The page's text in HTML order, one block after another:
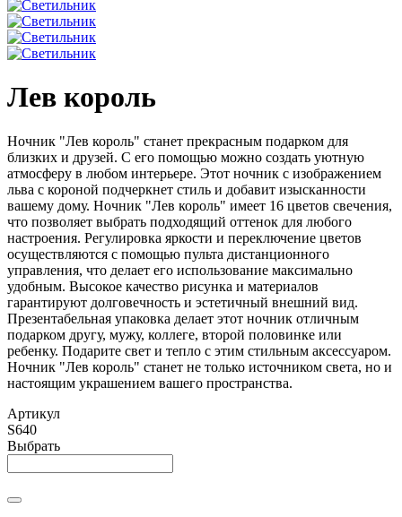
Лев король
Ночник "Лев король" станет прекрасным подарком для
близких и друзей. С его помощью можно создать уютную
атмосферу в любом интерьере. Этот ночник с изображением
льва с короной подчеркнет стиль и добавит изысканности
вашему дому. Ночник "Лев король" имеет 16 цветов свечения,
что позволяет выбрать подходящий оттенок для любого
настроения. Регулировка яркости и переключение цветов
осуществляются с помощью пульта дистанционного
управления, что делает его использование максимально
удобным. Высокое качество рисунка и материалов
гарантируют долговечность и эстетичный внешний вид.
Презентабельная упаковка делает этот ночник отличным
подарком другу, мужу, коллеге, второй половинке или
ребенку. Подарите свет и тепло с этим стильным аксессуаром.
Ночник "Лев король" станет не только источником света, но и
настоящим украшением вашего пространства.
Артикул
S640
Выбрать